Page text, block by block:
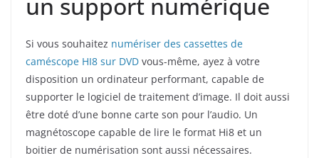
un support numérique
Si vous souhaitez numériser des cassettes de
caméscope HI8 sur DVD vous-même, ayez à votre
disposition un ordinateur performant, capable de
supporter le logiciel de traitement d’image. Il doit aussi
être doté d’une bonne carte son pour l’audio. Un
magnétoscope capable de lire le format Hi8 et un
boitier de numérisation sont aussi nécessaires.